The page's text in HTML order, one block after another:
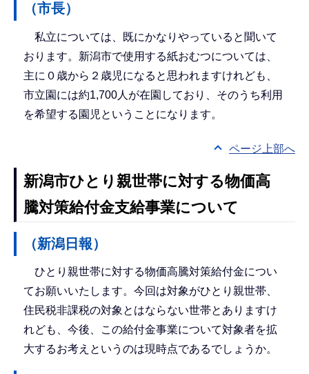
（市長）
私立については、既にかなりやっていると聞いて
おります。新潟市で使用する紙おむつについては、
主に０歳から２歳児になると思われますけれども、
市立園には約1,700人が在園しており、そのうち利用
を希望する園児ということになります。
ページ上部へ
新潟市ひとり親世帯に対する物価高
騰対策給付金支給事業について
（新潟日報）
ひとり親世帯に対する物価高騰対策給付金につい
てお願いいたします。今回は対象がひとり親世帯、
住民税非課税の対象とはならない世帯とありますけ
れども、今後、この給付金事業について対象者を拡
大するお考えというのは現時点であるでしょうか。